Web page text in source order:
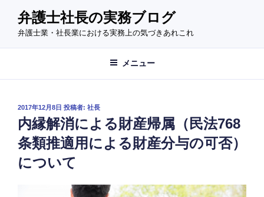
ン
へ
弁護士社長の実務ブログ
弁護士業・社長業における実務上の気づきあれこれ
メニュー
投
日:
2017年12月8日 投稿者: 社長
内縁解消による財産帰属（民法768
条類推適用による財産分与の可否）
について